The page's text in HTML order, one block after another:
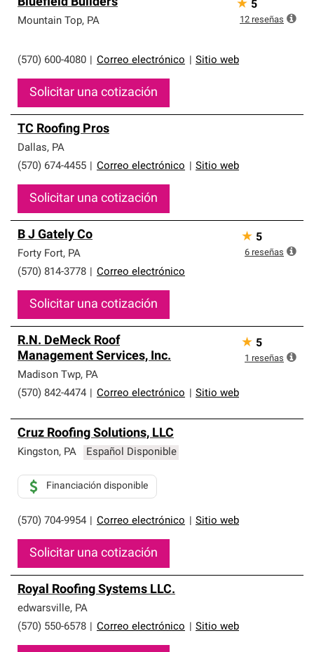
Mountain Top, PA
(570) 600-4080 Correo electrónico Sitio web
Solicitar una cotización
★ 5
12 reseñas
TC Roofing Pros
Dallas, PA
(570) 674-4455
Correo electrónico Sitio web
Solicitar una cotización
B J Gately Co
Forty Fort, PA
(570) 814-3778
Correo electrónico
Solicitar una cotización
★ 5
6 reseñas
R.N. DeMeck Roof
Management Services, Inc.
Madison Twp, PA
(570) 842-4474
Correo electrónico Sitio web
★ 5
1 reseñas
Cruz Roofing Solutions, LLC
Kingston, PA Español Disponible
(570) 704-9954 Correo electrónico Sitio web
Financiación disponible
Solicitar una cotización
Royal Roofing Systems LLC.
edwarsville, PA
(570) 550-6578
Correo electrónico Sitio web